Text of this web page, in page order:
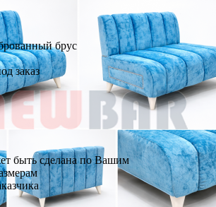
брус
заказ
быть сделана по Вашим